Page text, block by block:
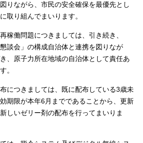
りながら、市民の安全確保を最優先とし
取り組んでまいります。
稼働問題につきましては、引き続き、
談会」の構成自治体と連携を図りなが
、原子力所在地域の自治体として責任あ
。
につきましては、既に配布している3歳未
期限が本年6月までであることから、更新
しいゼリー剤の配布を行ってまいりま